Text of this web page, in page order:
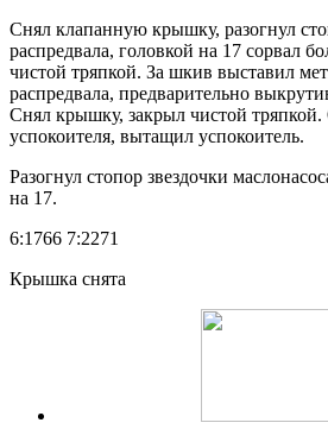
Снял клапанную крышку, разогнул
распредвала, головкой на 17 сорвал
чистой тряпкой. За шкив выставил
распредвала, предварительно
Снял крышку, закрыл чистой тряпкой.
успокоителя, вытащил успокоитель.
Разогнул стопор звездочки
на 17.
6:1766 7:2271
Крышка снята